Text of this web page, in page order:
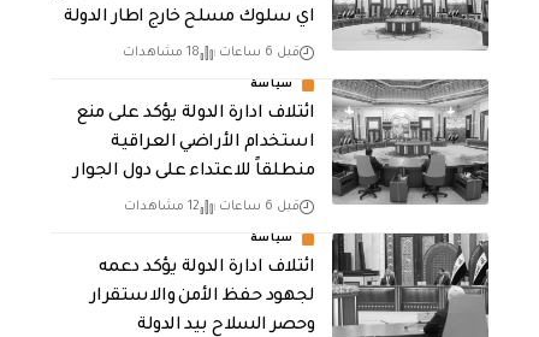
اي سلوك مسلح خارج اطار الدولة
قبل 6 ساعات 18 مشاهدات
سياسة
ائتلاف ادارة الدولة يؤكد على منع
استخدام الأراضي العراقية
منطلقاً للاعتداء على دول الجوار
قبل 6 ساعات 12 مشاهدات
سياسة
ائتلاف ادارة الدولة يؤكد دعمه
لجهود حفظ الأمن والاستقرار
وحصر السلاح بيد الدولة